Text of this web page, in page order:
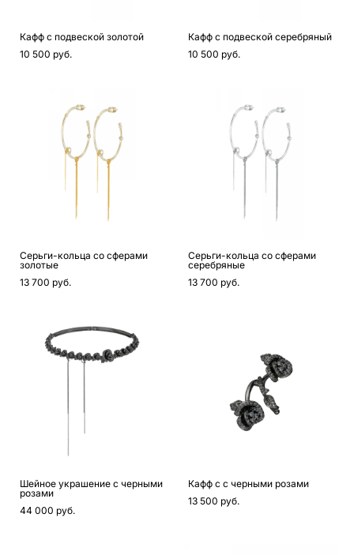
Кафф с подвеской золотой
10 500 pуб.
Кафф с подвеской серебряный
10 500 pуб.
Серьги-кольца со сферами
золотые
13 700 pуб.
Серьги-кольца со сферами
серебряные
13 700 pуб.
Шейное украшение с черными
розами
44 000 pуб.
Кафф с с черными розами
13 500 pуб.